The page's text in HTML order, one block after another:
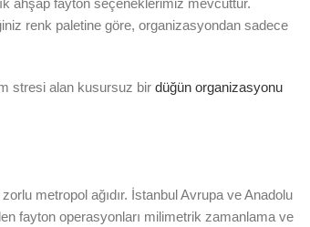
renk paletine göre, organizasyondan sadece
stresi alan kusursuz birdüğün organizasyonu
metropol ağıdır. İstanbul Avrupa ve Anadolu
fayton operasyonları milimetrik zamanlama ve